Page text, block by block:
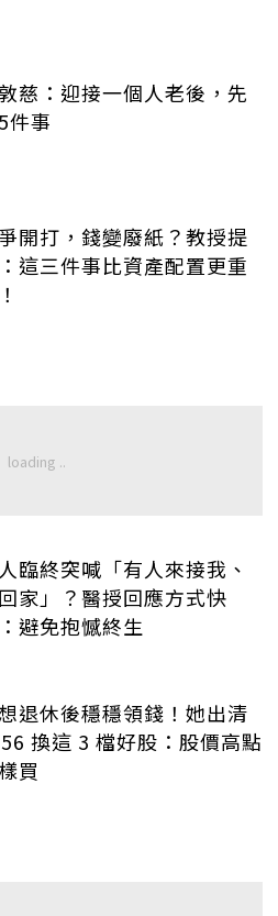
慈：迎接一個人老後，先
件事
開打，錢變廢紙？教授提
這三件事比資產配置更重
臨終突喊「有人來接我、
家」？醫授回應方式快
避免抱憾終生
退休後穩穩領錢！她出清
換這 3 檔好股：股價高點
買